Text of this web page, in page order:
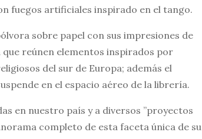
fuegos artificiales inspirado en el tango.
sobre papel con sus impresiones de
reúnen elementos inspirados por
del sur de Europa; además el
en el espacio aéreo de la librería.
en nuestro país y a diversos ”proyectos
completo de esta faceta única de su